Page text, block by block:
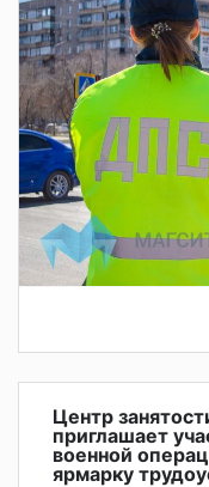
Центр
приглашает
военной
ярмарку